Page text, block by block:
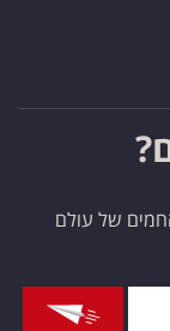
של עולם